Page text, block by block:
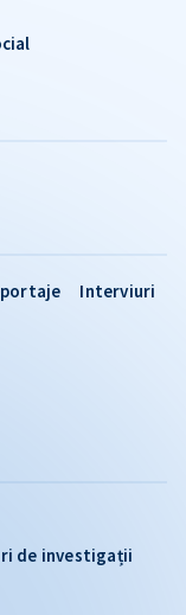
de investigații
Interviuri